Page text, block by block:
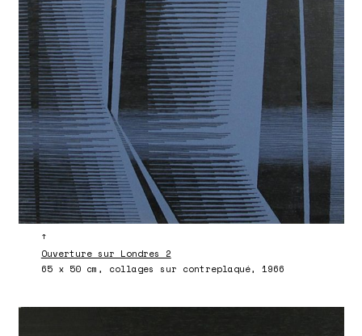
↑
Ouverture sur Londres 2
65 x 50 cm, collages sur contreplaqué, 1966